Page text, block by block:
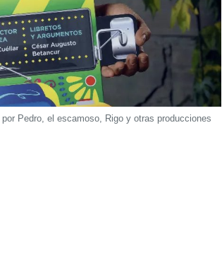
Pedro, el escamoso, Rigo y otras producciones